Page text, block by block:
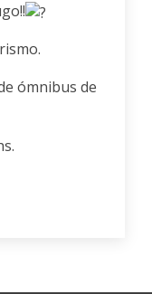
ómnibus de